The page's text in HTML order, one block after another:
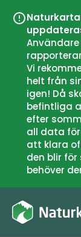
Vi
helt från
igen! Då
befintliga
efter
all data
att klara
den blir
behöver